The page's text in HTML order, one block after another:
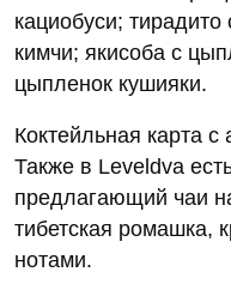
кациобуси;
кимчи; якисоба с
цыпленок кушияки.
Коктейльная карта с
Также в Leveldva
предлагающий чаи
тибетская ромашка,
нотами.